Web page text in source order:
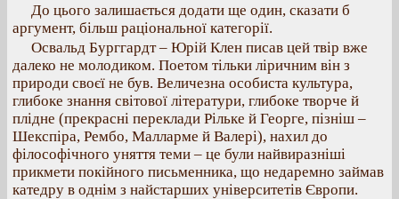
До цього залишається додати ще один, сказати б
аргумент, більш раціональної категорії.
Освальд Бурггардт – Юрій Клен писав цей твір вже
далеко не молодиком. Поетом тільки ліричним він з
природи своєї не був. Величезна особиста культура,
глибоке знання світової літератури, глибоке творче й
плідне (прекрасні переклади Рільке й Георге, пізніш –
Шекспіра, Рембо, Малларме й Валері), нахил до
філософічного уняття теми – це були найвиразніші
прикмети покійного письменника, що недаремно займав
катедру в однім з найстарших університетів Європи.